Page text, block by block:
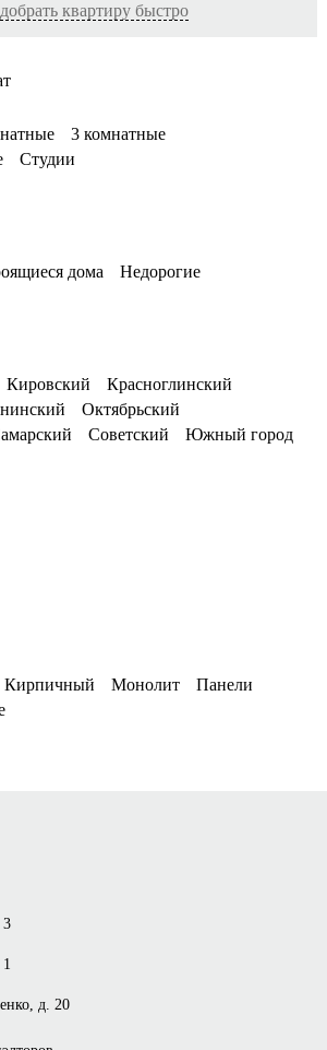
квартиру быстро
3 комнатные
Студии
дома Недорогие
Кировский
Красноглинский
Октябрьский
Советский
Южный город
Кирпичный Монолит
Панели
3
д. 20